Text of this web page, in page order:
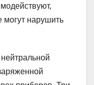
нарушить